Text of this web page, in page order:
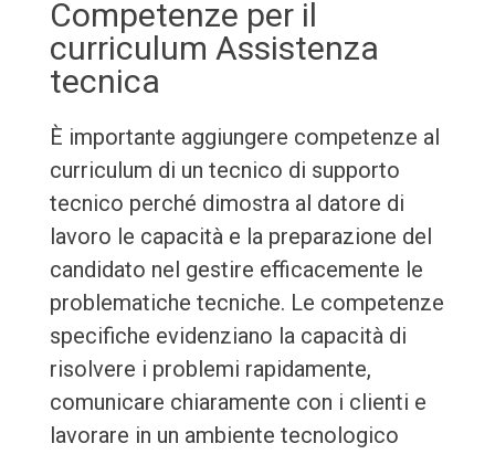
Competenze per il
curriculum Assistenza
tecnica
È importante aggiungere competenze al
curriculum di un tecnico di supporto
tecnico perché dimostra al datore di
lavoro le capacità e la preparazione del
candidato nel gestire efficacemente le
problematiche tecniche. Le competenze
specifiche evidenziano la capacità di
risolvere i problemi rapidamente,
comunicare chiaramente con i clienti e
lavorare in un ambiente tecnologico